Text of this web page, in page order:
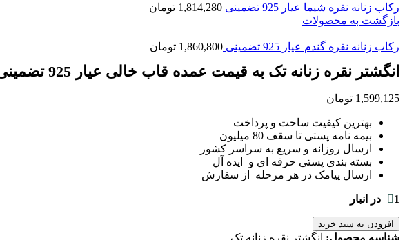
رکاب زنانه نقره شیما عیار 925 تضمینی 1,814,280 تومان
بازگشت به محصولات
رکاب زنانه نقره گندم عیار 925 تضمینی 1,860,800 تومان
انگشتر نقره زنانه تک به قیمت عمده قاب خالی عیار 925 تضمینی
1,599,125 تومان
بهترین کیفیت ساخت و پرداخت
بیمه نامه پستی تا سقف 80 میلیون
ارسال روزانه و سریع به سراسر کشور
بسته بندی پستی حرفه ای و ایده آل
ارسال پیامک در هر مرحله از سفارش
1 در انبار
افزودن به سبد خرید